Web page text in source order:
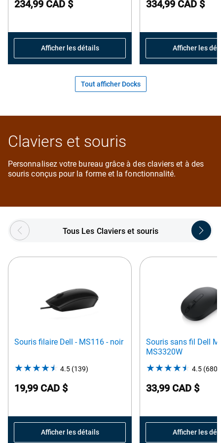
stars.
24
234,99 CAD $
Afficher les détails
334,99 CAD $
Afficher les
Tout afficher Docks
Claviers et souris
Personnalisez votre bureau grâce à des claviers et à des
souris conçus pour la forme et la fonctionnalité.
Tous Les Claviers et souris
Showing page 1 of 5
Souris filaire Dell - MS116 - noir
4.5 (139)
stars.
139
19,99 CAD $
Afficher les détails
Souris sans fil Dell
MS3320W
4.5 (680)
33,99 CAD $
Afficher les